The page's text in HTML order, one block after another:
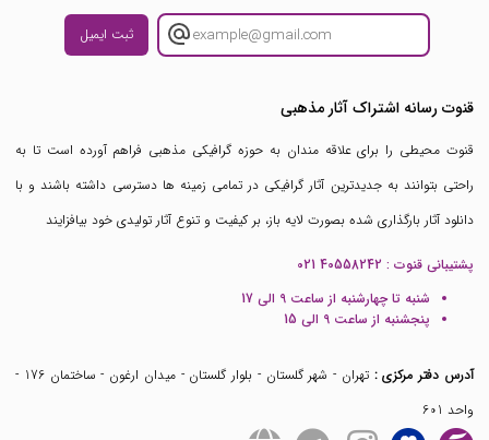
ثبت ایمیل
قنوت رسانه اشتراک آثار مذهبی
قنوت محیطی را برای علاقه مندان به حوزه گرافیکی مذهبی فراهم آورده است تا به
راحتی بتوانند به جدیدترین آثار گرافیکی در تمامی زمینه ها دسترسی داشته باشند و با
دانلود آثار بارگذاری شده بصورت لایه باز، بر کیفیت و تنوع آثار تولیدی خود بیافزایند
پشتیبانی قنوت : 021 40558242
شنبه تا چهارشنبه از ساعت 9 الی 17
پنجشنبه از ساعت 9 الی 15
آدرس دفتر مرکزی :
تهران - شهر گلستان - بلوار گلستان - میدان ارغون - ساختمان 176 -
واحد 601